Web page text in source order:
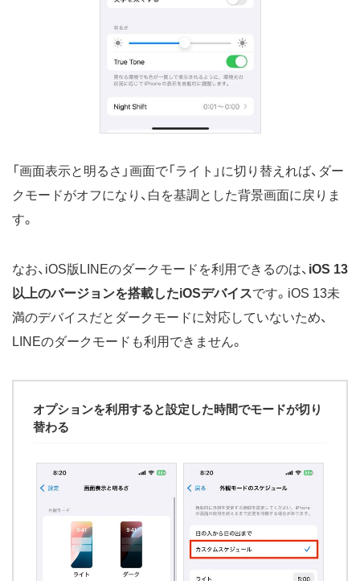
「画面表示と明るさ」画面で「ライト」に切り替えれば、ダー
クモードがオフになり、白を基調とした背景画面に戻りま
す。
なお、iOS版LINEのダークモードを利用できるのは、 iOS 13
以上のバージョンを搭載したiOSデバイスです。iOS 13未
満のデバイスだとダークモードに対応していないため、
LINEのダークモードも利用できません。
オプションを利用すると設定した時間でモードが切り
替わる